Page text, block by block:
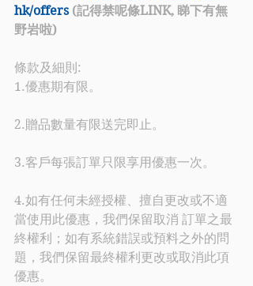
hk/offers (記得禁呢條LINK, 睇下有無
野岩啦)
條款及細則:
1.優惠期有限。
2.贈品數量有限送完即止。
3.客戶每張訂單只限享用優惠一次。
4.如有任何未經授權、擅自更改或不適
當使用此優惠，我們保留取消 訂單之最
終權利；如有系統錯誤或預料之外的問
題，我們保留最終權利更改或取消此項
優惠。